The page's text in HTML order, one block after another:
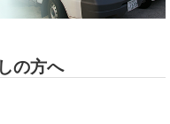
の方へ